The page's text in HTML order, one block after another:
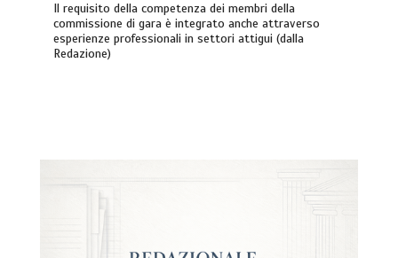
Il requisito della competenza dei membri della
commissione di gara è integrato anche attraverso
esperienze professionali in settori attigui (dalla
Redazione)